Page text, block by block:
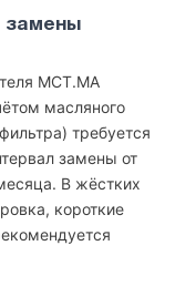
замены
MCT.MA
масляного
требуется
замены от
В жёстких
короткие